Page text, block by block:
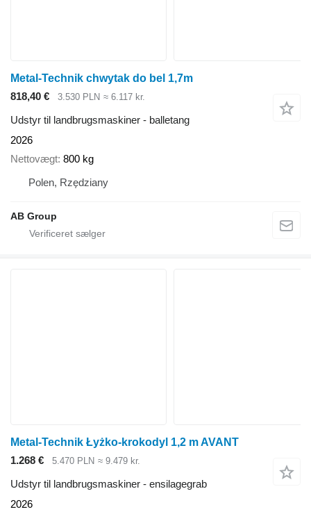
Metal-Technik chwytak do bel 1,7m
818,40 €
3.530 PLN ≈ 6.117 kr.
Udstyr til landbrugsmaskiner - balletang
2026
Nettovægt 800 kg
Polen, Rzędziany
AB Group
Metal-Technik Łyżko-krokodyl 1,2 m AVANT
1.268 €
5.470 PLN ≈ 9.479 kr.
Udstyr til landbrugsmaskiner - ensilagegrab
2026